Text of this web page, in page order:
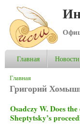
Главная Новости
Вы здесь
Главная
Григорий
Osadczy W. Does
Sheptytsky’s